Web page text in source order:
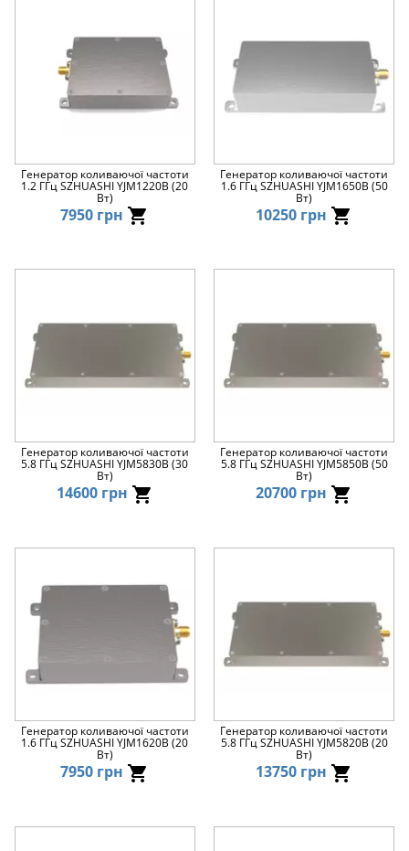
Генератор коливаючої частоти
1.2 ГГц SZHUASHI YJM1220B (20
Вт)
7950 грн
Генератор коливаючої частоти
1.6 ГГц SZHUASHI YJM1650B (50
Вт)
10250 грн
Генератор коливаючої частоти
5.8 ГГц SZHUASHI YJM5830B (30
Вт)
14600 грн
Генератор коливаючої частоти
5.8 ГГц SZHUASHI YJM5850B (50
Вт)
20700 грн
Генератор коливаючої частоти
1.6 ГГц SZHUASHI YJM1620B (20
Вт)
7950 грн
Генератор коливаючої частоти
5.8 ГГц SZHUASHI YJM5820B (20
Вт)
13750 грн